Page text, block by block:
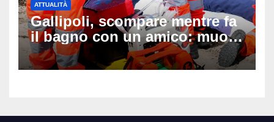
ATTUALITÀ
Gallipoli, scompare mentre fa
il bagno con un amico: muore
a 19 anni dopo 45 minuti di
disperati tentativi di